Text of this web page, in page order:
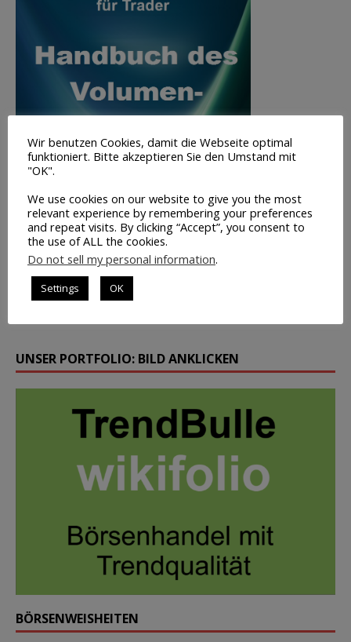
Trading
INFO
UNSER PORTFOLIO: BILD ANKLICKEN
BÖRSENWEISHEITEN
Wir benutzen Cookies, damit die Webseite optimal
funktioniert. Bitte akzeptieren Sie den Umstand mit
"OK".
We use cookies on our website to give you the most
relevant experience by remembering your preferences
and repeat visits. By clicking “Accept”, you consent to
the use of ALL the cookies.
Do not sell my personal information.
Settings OK